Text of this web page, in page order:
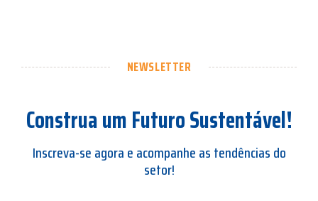
NEWSLETTER
Construa um Futuro Sustentável!
Inscreva-se agora e acompanhe as tendências do
setor!